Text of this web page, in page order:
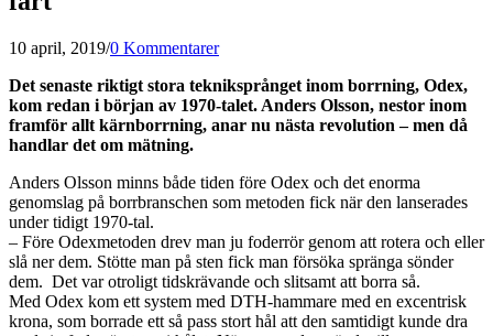
10 april, 2019/0 Kommentarer
Det senaste riktigt stora tekniksprånget inom borrning, Odex,
kom redan i början av 1970-talet. Anders Olsson, nestor inom
framför allt kärnborrning, anar nu nästa revolution – men då
handlar det om mätning.
Anders Olsson minns både tiden före Odex och det enorma
genomslag på borrbranschen som metoden fick när den lanserades
under tidigt 1970-tal.
– Före Odexmetoden drev man ju foderrör genom att rotera och eller
slå ner dem. Stötte man på sten fick man försöka spränga sönder
dem. Det var otroligt tidskrävande och slitsamt att borra så.
Med Odex kom ett system med DTH-hammare med en excentrisk
krona, som borrade ett så pass stort hål att den samtidigt kunde dra